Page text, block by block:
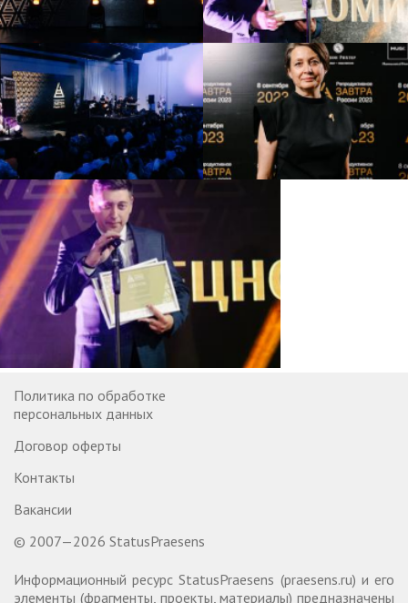
Политика по обработке
персональных данных
Договор оферты
Контакты
Вакансии
© 2007—2026 StatusPraesens
Информационный ресурс StatusPraesens (praesens.ru) и его
элементы (фрагменты, проекты, материалы) предназначены